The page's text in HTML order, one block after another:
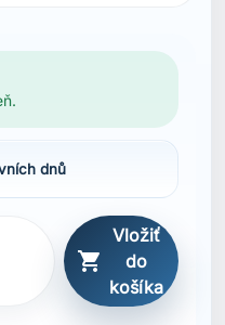
dnů

Vložiť
do
košíka